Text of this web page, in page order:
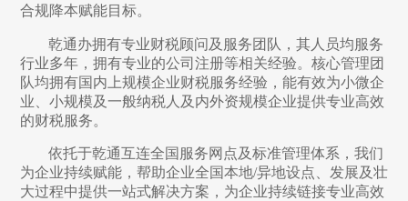
合规降本赋能目标。
乾通办拥有专业财税顾问及服务团队，其人员均服务
行业多年，拥有专业的公司注册等相关经验。核心管理团
队均拥有国内上规模企业财税服务经验，能有效为小微企
业、小规模及一般纳税人及内外资规模企业提供专业高效
的财税服务。
依托于乾通互连全国服务网点及标准管理体系，我们
为企业持续赋能，帮助企业全国本地/异地设点、发展及壮
大过程中提供一站式解决方案，为企业持续链接专业高效